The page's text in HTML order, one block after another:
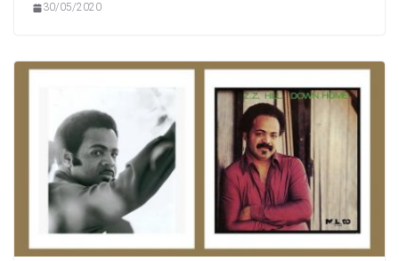
30/05/2020